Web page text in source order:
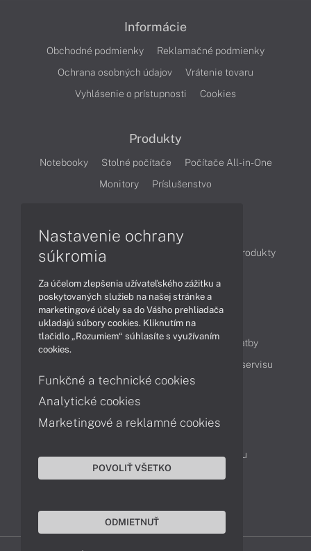
Informácie
Obchodné podmienky
Reklamačné podmienky
Ochrana osobných údajov
Vrátenie tovaru
Vyhlásenie o prístupnosti
Cookies
Produkty
Notebooky Stolné počítače
Počítače All-in-One
Monitory
Príslušenstvo
Články
Obchodné informácie
Produkty
Obsah
Ako nakupovať
Možnosti doručenia a platby
Cenník servisu
Kontakty
Servisné oddelenie
Reklamácia tovaru
Nastavenie ochrany
súkromia
Za účelom zlepšenia užívateľského zážitku a
poskytovaných služieb na našej stránke a
marketingové účely sa do Vášho prehliadača
ukladajú súbory cookies. Kliknutím na
tlačidlo „Rozumiem“ súhlasíte s využívaním
cookies.
Funkčné a technické cookies
Analytické cookies
Marketingové a reklamné cookies
POVOLIŤ VŠETKO
ODMIETNUŤ